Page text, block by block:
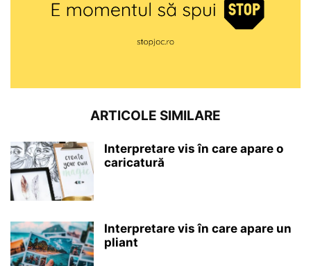
ARTICOLE SIMILARE
Interpretare vis în care apare o
caricatură
Interpretare vis în care apare un
pliant